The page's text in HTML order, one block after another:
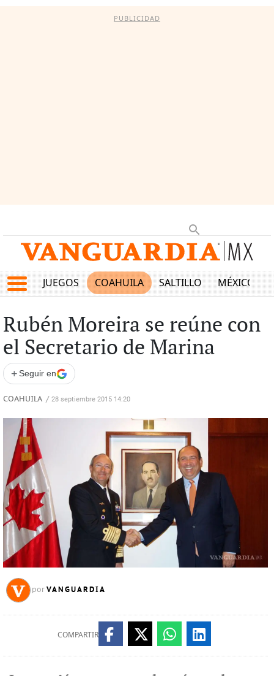
PUBLICIDAD
JUEGOS COAHUILA SALTILLO MÉXICO
Rubén Moreira se reúne con
el Secretario de Marina
+ Seguir en
COAHUILA / 28 septiembre 2015 14:20
por VANGUARDIA
COMPARTIR